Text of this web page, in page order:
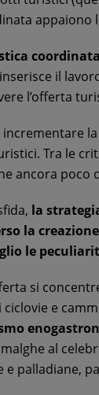
appaiono
il
l’offerta
incrementare
Tra le
ancora
la
la
le
si
e
al
e palladiane,